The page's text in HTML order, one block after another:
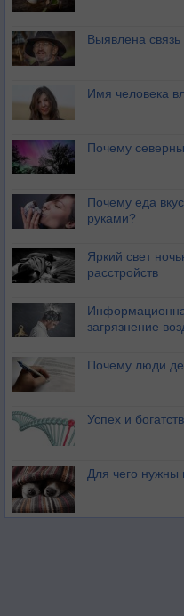
Выявлена
Имя человека
Почему
Почему еда
руками?
Яркий свет
расстройств
загрязнение
Почему люди
Успех и
Для чего нужны